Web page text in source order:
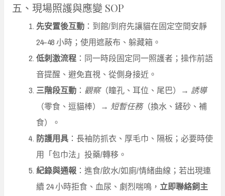
五、現場照護與應變 SOP
先安置後互動 ：到館/到府先讓貓在固定空間安靜
24–48 小時；使用遮蔽布、躲藏箱。
低刺激流程 ：同一時段固定同一照護者；操作前語
音提醒、避免直視、從側身接近。
三階段互動 ： 觀察（瞳孔、耳位、尾巴）→ 誘導
（零食、逗貓棒）→ 短暫任務（換水、鏟砂、補
食）。
防護用具 ：長袖防抓衣、厚毛巾、隔板；必要時使
用「包巾法」投藥/轉移。
紀錄與通報 ：進食/飲水/如廁/情緒曲線；若出現連
續 24 小時拒食、血尿、劇烈喘鳴， 立即聯絡飼主